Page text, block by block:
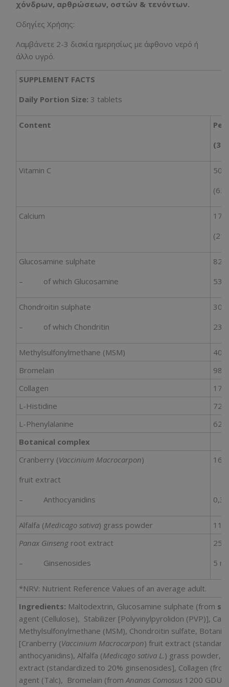
χόνδρων, αρθρώσεων, οστών & τενόντων.
Οδηγίες Χρήσης:
Λαμβάνετε 2-3 δισκία ημερησίως με άφθονο νερό ή
άλλο υγρό.
SUPPLEMENT FACTS
Daily Portion Size: 3 tablets
Content Per
(3
Vitamin C
50
Calcium
173
Glucosamine sulphate
– of which Glucosamine
825
536
Chondroitin sulphate
– of which Chondritin
300
238
Methylsulfonylmethane (MSM)
400
Bromelain
98
Collagen
175
L-Histidine
72
L-Phenylalanine
62
Botanical complex
Cranberry (Vaccinium Macrocarpon)
fruit extract
– Anthocyanidins
165
0,3
Alfalfa (Medicago sativa) grass powder
110
Panax Ginseng root extract
– Ginsenosides
25
5
*NRV: Nutrient Reference Values of an average adult.
Ingredients: Maltodextrin, Glucosamine sulphate (from
agent (Cellulose), Stabilizer [Polyvinylpyrolidon (PVP)],
Methylsulfonylmethane (MSM), Chondroitin sulfate,
[Cranberry (Vaccinium Macrocarpon) fruit extract
anthocyanidins), Alfalfa (Medicago sativa L.) grass powder,
extract (standardized to 20% ginsenosides], Collagen
agent (Talc), Bromelain (fromAnanas Comosus 1200 GDU/